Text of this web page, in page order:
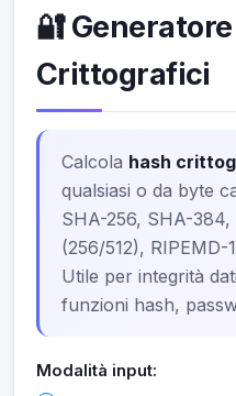
🔐
Crittografici
Calcola hash
qualsiasi o da byte
SHA-256, SHA-
(256/512), RIPEMD-
Utile per integrità
funzioni hash,
Modalità input: